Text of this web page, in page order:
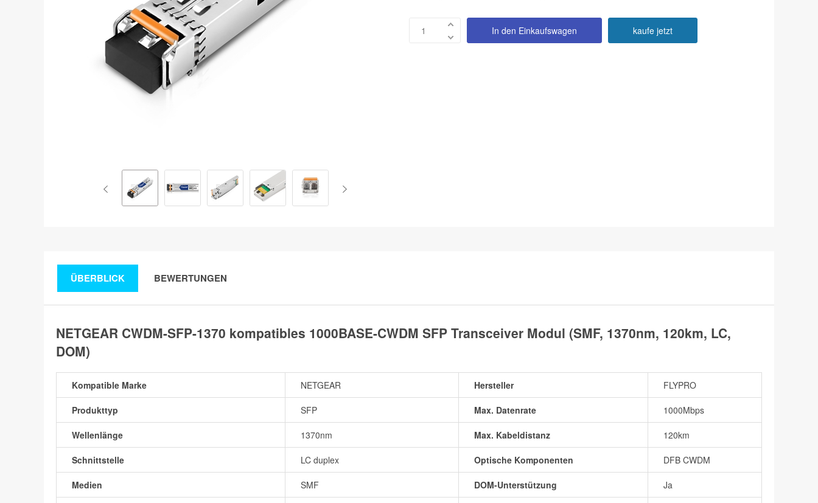
In den Einkaufswagen kaufe jetzt
ÜBERBLICK BEWERTUNGEN
NETGEAR CWDM-SFP-1370 kompatibles 1000BASE-CWDM SFP Transceiver Modul (SMF, 1370nm, 120km, LC,
DOM)
Kompatible Marke NETGEAR Hersteller FLYPRO
Produkttyp SFP Max. Datenrate 1000Mbps
Wellenlänge 1370nm Max. Kabeldistanz 120km
Schnittstelle LC duplex Optische Komponenten DFB CWDM
Medien SMF DOM-Unterstützung Ja